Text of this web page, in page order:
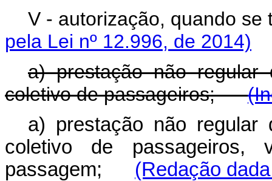
V - autorização,
pela Lei nº 12.996, de 2014)
a) prestação não regular
coletivo de passageiros;
a) prestação não regular
coletivo de
passagem; (Redação